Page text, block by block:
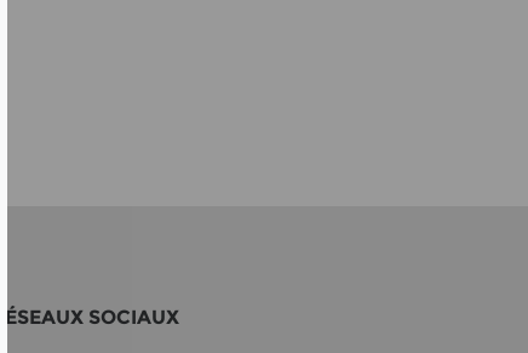
RÉSEAUX SO­CI­AUX